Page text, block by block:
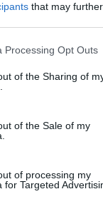
that may
website/app uses
or usage
to Google and its
specified
Processing Opt Outs
of the Sharing of
of the Sale of my
of processing my
for Targeted